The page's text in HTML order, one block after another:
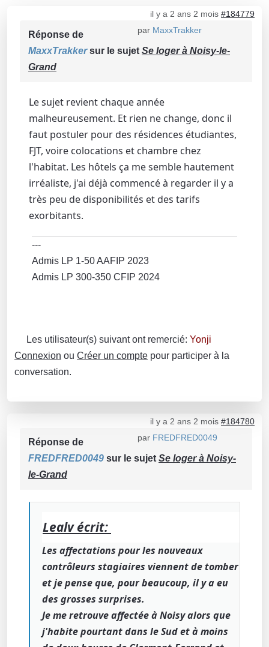
il y a 2 ans 2 mois #184779
par MaxxTrakker
Réponse de
MaxxTrakkersur le sujet Se loger à Noisy-le-
Grand
Le sujet revient chaque année
malheureusement. Et rien ne change, donc il
faut postuler pour des résidences étudiantes,
FJT, voire colocations et chambre chez
l'habitat. Les hôtels ça me semble hautement
irréaliste, j'ai déjà commencé à regarder il y a
très peu de disponibilités et des tarifs
exorbitants.
---
Admis LP 1-50 AAFIP 2023
Admis LP 300-350 CFIP 2024
Les utilisateur(s) suivant ont remercié: Yonji
Connexion ou Créer un compte pour participer à la
conversation.
il y a 2 ans 2 mois #184780
par FREDFRED0049
Réponse de
FREDFRED0049 sur le sujet Se loger à Noisy-
le-Grand
Lealv écrit:
Les affectations pour les nouveaux
contrôleurs stagiaires viennent de tomber
et je pense que, pour beaucoup, il y a eu
des grosses surprises.
Je me retrouve affectée à Noisy alors que
j'habite pourtant dans le Sud et à moins